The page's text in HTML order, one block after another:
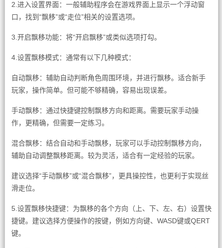
2.进入设置界面：一般辅助程序会在游戏界面上显示一个浮动窗
口，找到“飘移”或“走位”相关的设置选项。
3.开启飘移功能：将“开启飘移”或类似选项打勾。
4.设置飘移模式：通常有以下几种模式：
自动飘移：辅助自动判断角色周围环境，并进行飘移。适合新手
玩家，操作简单。但可能不够精确，容易出现误差。
手动飘移：通过快捷键控制飘移方向和距离。需要玩家手动操
作，更精确，但需要一定练习。
混合飘移：结合自动和手动飘移，玩家可以手动控制飘移方向，
辅助自动调整飘移距离。较为灵活，适合有一定经验的玩家。
建议选择“手动飘移”或“混合飘移”，更具操控性，也更利于实现丝
滑走位。
5.设置飘移快捷键：为飘移的各个方向（上、下、左、右）设置快
捷键。建议选择方便操作的按键，例如方向键、WASD键或QERT
键。